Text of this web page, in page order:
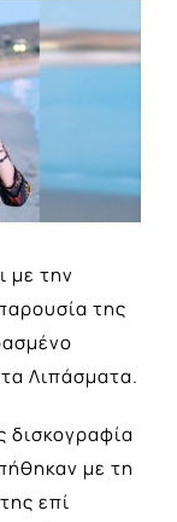
με την
της
Λιπάσματα.
δισκογραφία
με τη
επί